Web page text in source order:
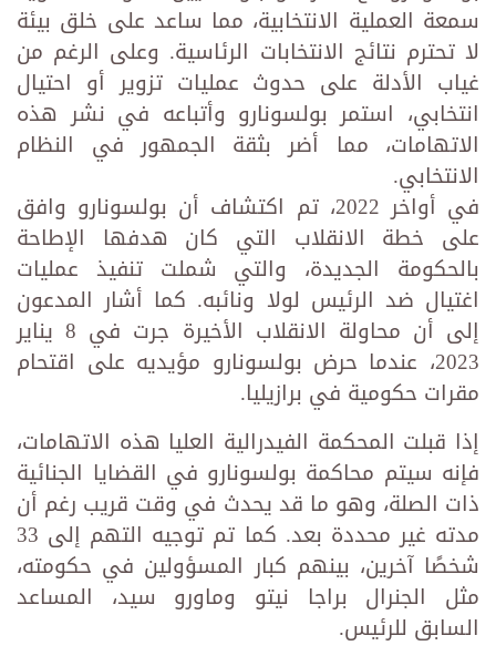
سمعة العملية الانتخابية، مما ساعد على خلق بيئة
لا تحترم نتائج الانتخابات الرئاسية. وعلى الرغم من
غياب الأدلة على حدوث عمليات تزوير أو احتيال
انتخابي، استمر بولسونارو وأتباعه في نشر هذه
الاتهامات، مما أضر بثقة الجمهور في النظام
الانتخابي.
في أواخر 2022، تم اكتشاف أن بولسونارو وافق
على خطة الانقلاب التي كان هدفها الإطاحة
بالحكومة الجديدة، والتي شملت تنفيذ عمليات
اغتيال ضد الرئيس لولا ونائبه. كما أشار المدعون
إلى أن محاولة الانقلاب الأخيرة جرت في 8 يناير
2023، عندما حرض بولسونارو مؤيديه على اقتحام
مقرات حكومية في برازيليا.
إذا قبلت المحكمة الفيدرالية العليا هذه الاتهامات،
فإنه سيتم محاكمة بولسونارو في القضايا الجنائية
ذات الصلة، وهو ما قد يحدث في وقت قريب رغم أن
مدته غير محددة بعد. كما تم توجيه التهم إلى 33
شخصًا آخرين، بينهم كبار المسؤولين في حكومته،
مثل الجنرال براجا نيتو وماورو سيد، المساعد
السابق للرئيس.